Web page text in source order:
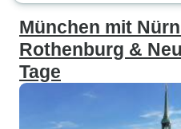
München mit
Rothenburg &
Tage